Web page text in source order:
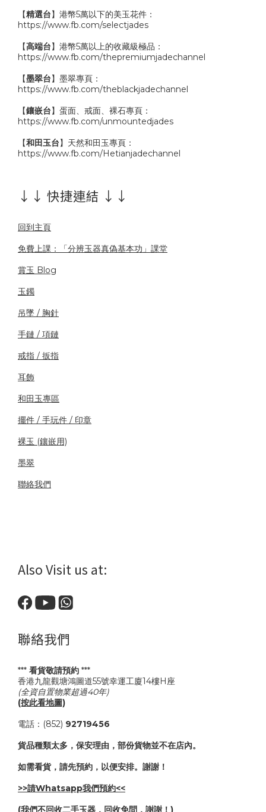
【精選台】港幣5萬以下的美玉花件：
https://www.fb.com/selectjades
【高端台】港幣5萬以上的收藏級極品：
https://www.fb.com/thepremiumjadechannel
【墨翠台】墨翠專頁：
https://www.fb.com/theblackjadechannel
【鑲嵌台】蛋面、戒面、裸石專頁：
https://www.fb.com/unmountedjades
【和田玉台】天然和田玉專頁：
https://www.fb.com/Hetianjadechannel
↓↓ 快捷連結 ↓↓
回到主頁
免費上課：「分辨玉器真偽基本功」課堂
賞玉 Blog
玉鐲
吊墜 / 胸針
手鏈 / 項鏈
戒指 / 扳指
耳飾
和田玉專區
擺件 / 手玩件 / 印章
裸玉 (鑲嵌用)
墨翠
聯絡我們
Also Visit us at:
聯絡我們
*** 看貨敬請預約 ***
香港九龍觀塘鴻圖道55號幸運工廈14樓H座
(全資自置物業超過40年)
(按此看地圖)
電話：(852) 92719456
貨品種類太多，保安理由，部份貨物並不在店內。
如需看貨，請先預約，以便安排。謝謝！
>>請Whatsapp我們預約<<
(我們不回收二手玉器，回收免問，謝謝！)